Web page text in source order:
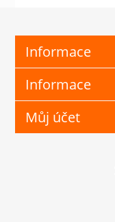
Informace
Informace
Můj účet